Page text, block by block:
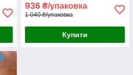
936 ₴/упаковка
1 040 ₴/упаковка
Купити